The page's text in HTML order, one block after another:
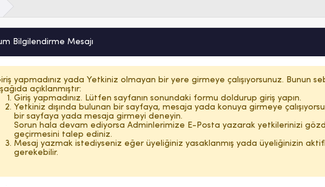
Bilgilendirme Mesajı
yapmadınız yada Yetkiniz olmayan bir yere girmeye çalışıyorsunuz. Bunun
açıklanmıştır:
Giriş yapmadınız. Lütfen sayfanın sonundaki formu doldurup giriş yapın.
Yetkiniz dışında bulunan bir sayfaya, mesaja yada konuya girmeye
bir sayfaya yada mesaja girmeyi deneyin.
Sorun hala devam ediyorsa Adminlerimize E-Posta yazarak yetkilerinizi
geçirmesini talep ediniz.
Mesaj yazmak istediyseniz eğer üyeliğiniz yasaklanmış yada üyeliğinizin
gerekebilir.